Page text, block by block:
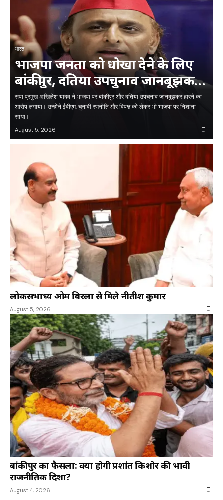
भारत
भाजपा जनता को धोखा देने के लिए
बांकीपुर, दतिया उपचुनाव जानबूझकर
हारी : अखिलेश
सपा प्रमुख अखिलेश यादव ने भाजपा पर बांकीपुर और दतिया उपचुनाव जानबूझकर हारने का
आरोप लगाया। उन्होंने ईवीएम, चुनावी रणनीति और विपक्ष को लेकर भी भाजपा पर निशाना
साधा।
August 5, 2026
लोकसभाध्यक्ष ओम बिरला से मिले नीतीश कुमार
August 5, 2026
बांकीपुर का फैसला: क्या होगी प्रशांत किशोर की भावी
राजनीतिक दिशा?
August 4, 2026